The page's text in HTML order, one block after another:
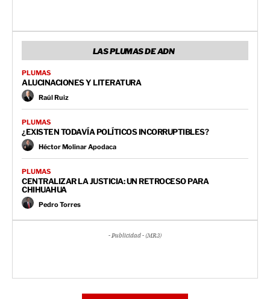
LAS PLUMAS DE ADN
PLUMAS
ALUCINACIONES Y LITERATURA
Raúl Ruiz
PLUMAS
¿EXISTEN TODAVÍA POLÍTICOS INCORRUPTIBLES?
Héctor Molinar Apodaca
PLUMAS
CENTRALIZAR LA JUSTICIA: UN RETROCESO PARA
CHIHUAHUA
Pedro Torres
- Publicidad - (MR3)